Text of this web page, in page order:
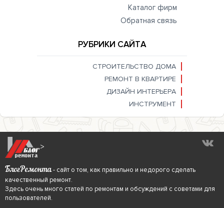
Каталог фирм
Обратная связь
РУБРИКИ САЙТА
СТРОИТЕЛЬСТВО ДОМА
РЕМОНТ В КВАРТИРЕ
ДИЗАЙН ИНТЕРЬЕРА
ИНСТРУМЕНТ
>
БлогРемонта- сайт о том, как правильно и недорого сделать
качественный ремонт.
Здесь очень много статей по ремонтам и обсуждений с советами для
пользователей.